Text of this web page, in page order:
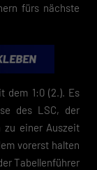
fürs nächste
dem 1:0 (2.). Es
des LSC, der
zu einer Auszeit
vorerst halten
Tabellenführer